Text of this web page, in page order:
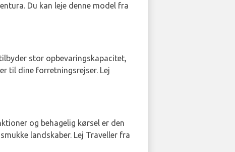
Du kan leje denne model fra
stor opbevaringskapacitet,
til dine forretningsrejser. Lej
og behagelig kørsel er den
landskaber. Lej Traveller fra